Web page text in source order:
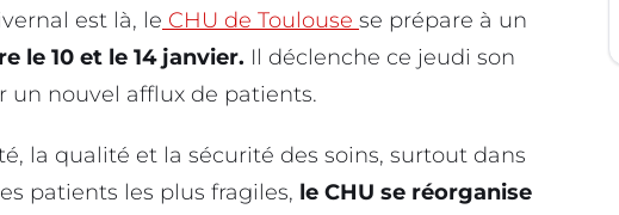
est là, le CHU de Toulouse se prépare à un
le 10 et le 14 janvier. Il déclenche ce jeudi son
un nouvel afflux de patients.
la qualité et la sécurité des soins, surtout dans
patients les plus fragiles, le CHU se réorganise